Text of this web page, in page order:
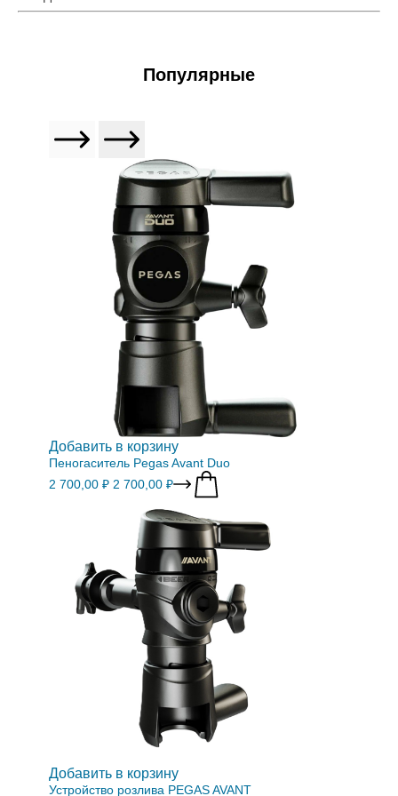
Популярные
Добавить в корзину
Пеногаситель Pegas Avant Duo
2 700,00 ₽ 2 700,00 ₽
Добавить в корзину
Устройство розлива PEGAS AVANT